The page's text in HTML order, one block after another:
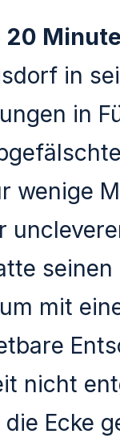
20
in
in
wenige
seinen
mit
nicht
Ecke